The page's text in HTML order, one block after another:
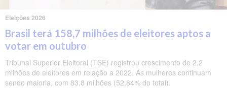
Eleições 2026
Brasil terá 158,7 milhões de eleitores aptos a
votar em outubro
Tribunal Superior Eleitoral (TSE) registrou crescimento de 2,2
milhões de eleitores em relação a 2022. As mulheres continuam
sendo maioria, com 83,8 milhões (52,84% do total).